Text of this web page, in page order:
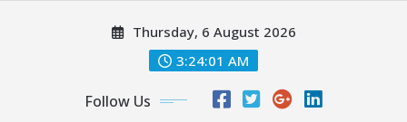
Thursday, 6 August 2026
3:24:03 AM
Follow Us